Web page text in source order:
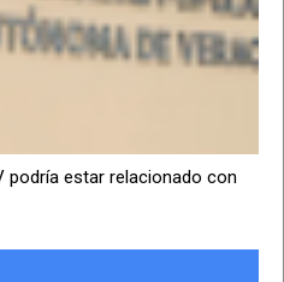
podría estar relacionado con